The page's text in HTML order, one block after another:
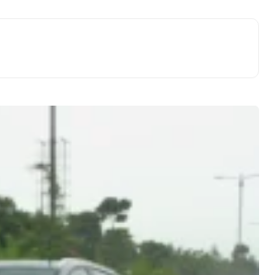
Pernah gak sih kamu mulai
ngerjain sesuatu cuma buat iseng-